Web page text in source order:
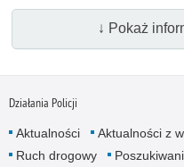
↓ Pokaż
Działania Policji
Aktualności Aktualności z
Ruch drogowy
Poszukiwani